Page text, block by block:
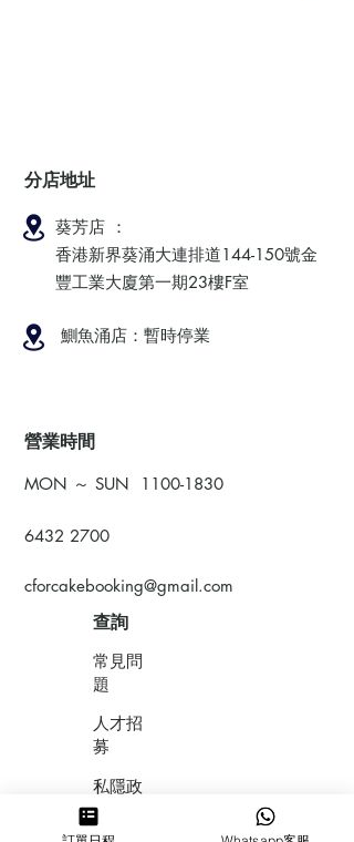
分店地址
葵芳店 ：
香港新界葵涌大連排道144-150號金
豐工業大廈第一期23樓F室
鰂魚涌店：暫時停業
​營業時間
MON ～ SUN 1100-1830
6432 2700
cforcakebooking@gmail.com
查詢
常見問
題
人才招
募
私隱政
策